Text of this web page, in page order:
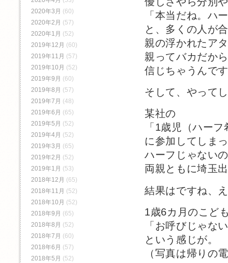
「本当だね。ハ
と、多くの人が
親の浮かれたア
親ってバカだか
信じちゃうんで
そして、やって
某社の
「1歳児（ハー
に参加してしま
ハーフじゃない
両親ともに埼玉
結果はですね、
1歳6カ月のこど
「お呼びじゃな
という感じが。
（写真は帰りの
2020年3月 (60)
2020年2月 (57)
2020年1月 (52)
2019年12月 (60)
2019年11月 (57)
2019年10月 (52)
2019年9月 (60)
2019年8月 (57)
2019年7月 (48)
2019年6月 (65)
2019年5月 (52)
2019年4月 (52)
2019年3月 (65)
2019年2月 (52)
2019年1月 (53)
2018年12月 (65)
2018年11月 (52)
2018年10月 (52)
2018年9月 (65)
2018年8月 (52)
2018年7月 (60)
2018年6月 (57)
2018年5月 (52)